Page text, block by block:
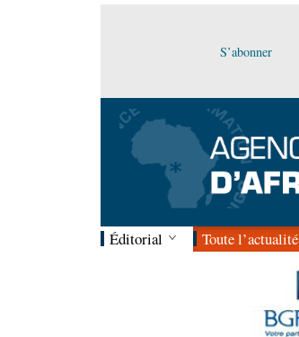
S’abonner
Éditorial Toute l’actualité